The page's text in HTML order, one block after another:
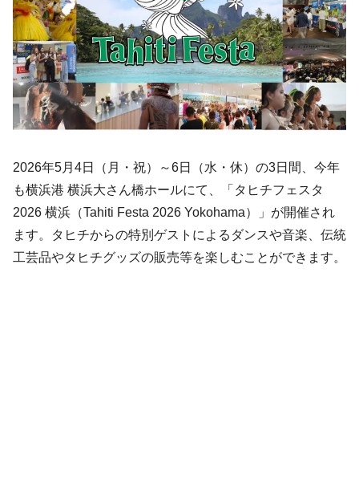
2026年5月4日（月・祝）～6日（水・休）の3日間、今年
も横浜港 横浜大さん橋ホールにて、「タヒチフェスタ
2026 横浜（Tahiti Festa 2026 Yokohama）」が開催され
ます。タヒチからの特別ゲストによるダンスや音楽、伝統
工芸品やタヒチグッズの販売等を楽しむことができます。